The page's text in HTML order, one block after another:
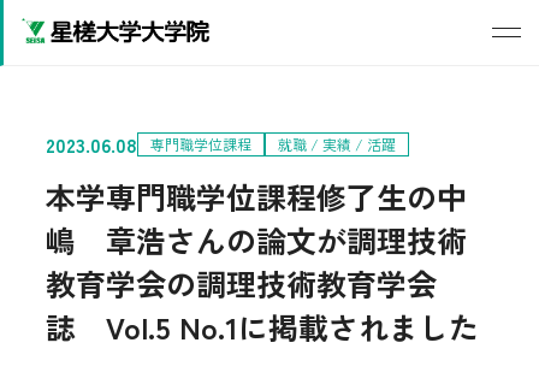
2023.06.08 専門職学位課程 就職 / 実績 / 活躍
本学専門職学位課程修了生の中
嶋 章浩さんの論文が調理技術
教育学会の調理技術教育学会
誌 Vol.5 No.1に掲載されました